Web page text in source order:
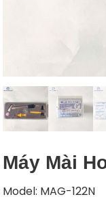
Máy Mài
Model: MAG-122N